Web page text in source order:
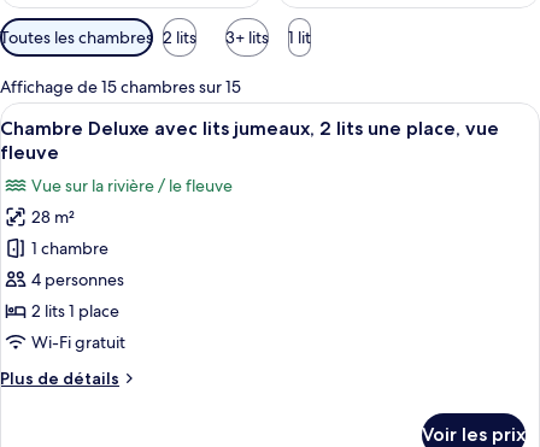
Filtres
disponibles
pour
les
chambres
Toutes les chambres 2 lits 3+ lits 1 lit
Affichage de 15 chambres sur 15
Afficher
toutes
photos
pour
ce
type
de
chambre :
Deluxe
Une chambre d’hôtel avec deux lits,
5
Chambre Deluxe avec lits jumeaux, 2 lits une place, vue
fleuve
Vue sur la rivière / le fleuve
28 m²
1 chambre
4 personnes
2 lits 1 place
Wi-Fi gratuit
Plus de détails
Plus
Voir les prix